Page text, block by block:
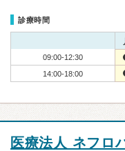
診療時間
09:00-12:30
14:00-18:00
医療法人 ネフロ